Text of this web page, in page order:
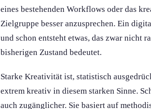
eines bestehenden Workflows oder das
Zielgruppe besser anzusprechen. Ein
und schon entsteht etwas, das zwar nicht
bisherigen Zustand bedeutet.
Starke Kreativität ist, statistisch
extrem kreativ in diesem starken Sinne.
auch zugänglicher. Sie basiert auf